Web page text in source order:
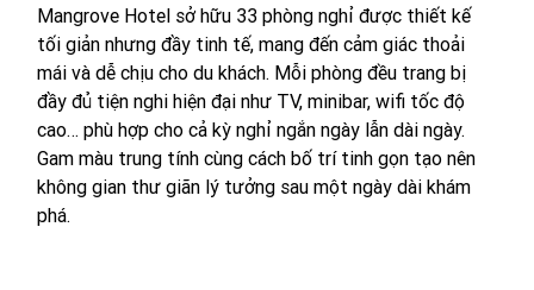
Mangrove Hotel sở hữu 33 phòng nghỉ được thiết kế
tối giản nhưng đầy tinh tế, mang đến cảm giác thoải
mái và dễ chịu cho du khách. Mỗi phòng đều trang bị
đầy đủ tiện nghi hiện đại như TV, minibar, wifi tốc độ
cao… phù hợp cho cả kỳ nghỉ ngắn ngày lẫn dài ngày.
Gam màu trung tính cùng cách bố trí tinh gọn tạo nên
không gian thư giãn lý tưởng sau một ngày dài khám
phá.